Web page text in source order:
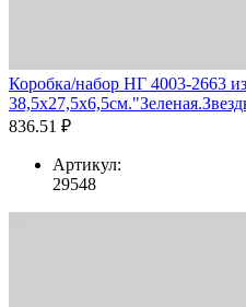
Коробка/набор НГ 4003-2663
836.51 ₽
Артикул:
29548